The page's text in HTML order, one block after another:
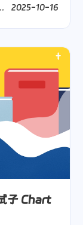
运维
2025-10-16
子 Chart